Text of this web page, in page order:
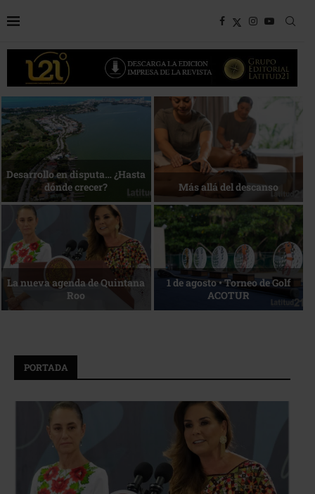
Bottega, un viaje servido a la
mesa
Energía que Impulsa la
competitividad
Reconocimiento de viajeros La esencia del servicio
PORTADA